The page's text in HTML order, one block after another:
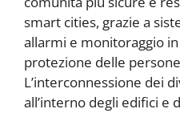
smart cities, grazie a
allarmi e monitoraggio
protezione delle
L’interconnessione dei
all’interno degli edifici e